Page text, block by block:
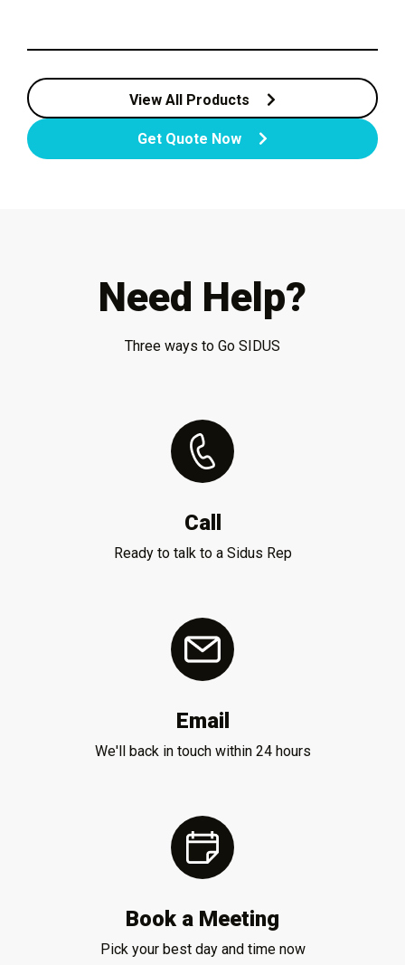
View All Products
Get Quote Now
Need Help?
Three ways to Go SIDUS
Call
Ready to talk to a Sidus Rep
Email
We'll back in touch within 24 hours
Book a Meeting
Pick your best day and time now